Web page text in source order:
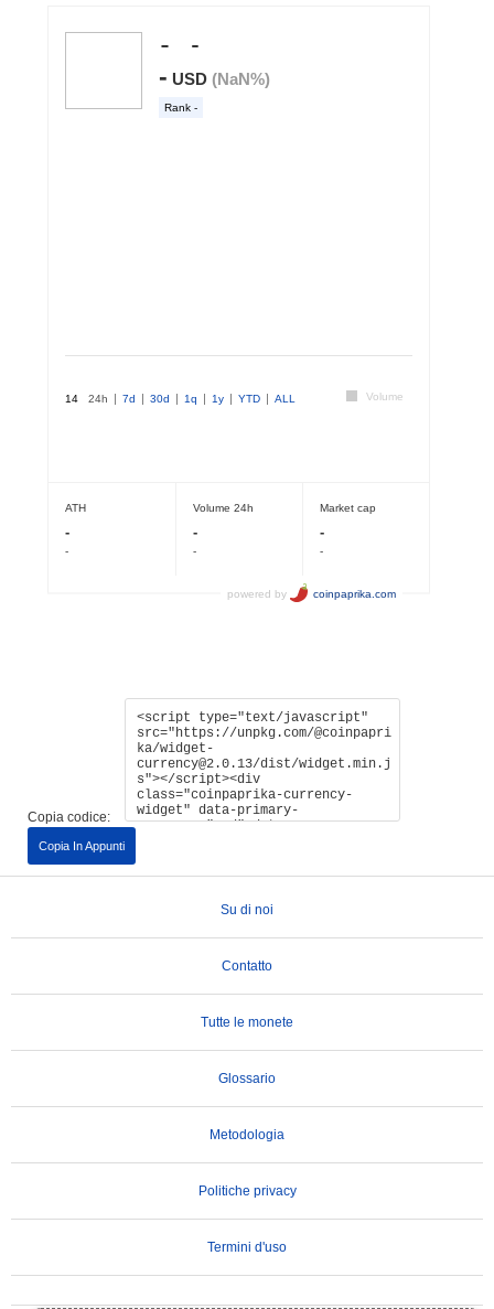
Copia codice:
Copia In Appunti
Su di noi
Contatto
Tutte le monete
Glossario
Metodologia
Politiche privacy
Termini d'uso